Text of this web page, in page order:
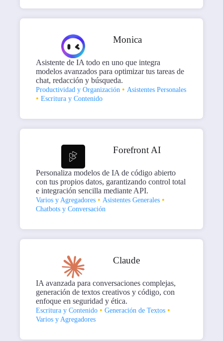
Monica
Asistente de IA todo en uno que integra
modelos avanzados para optimizar tus tareas de
chat, redacción y búsqueda.
Productividad y Organización • Asistentes Personales
• Escritura y Contenido
Forefront AI
Personaliza modelos de IA de código abierto
con tus propios datos, garantizando control total
e integración sencilla mediante API.
Varios y Agregadores • Asistentes Generales •
Chatbots y Conversación
Claude
IA avanzada para conversaciones complejas,
generación de textos creativos y código, con
enfoque en seguridad y ética.
Escritura y Contenido • Generación de Textos •
Varios y Agregadores